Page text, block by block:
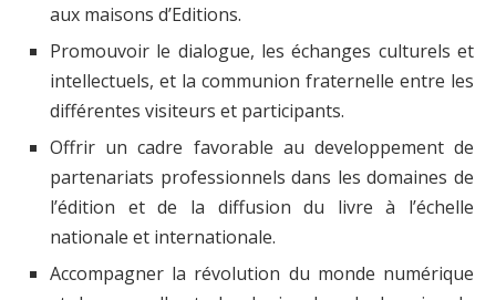
aux maisons d’Editions.
Promouvoir le dialogue, les échanges culturels et
intellectuels, et la communion fraternelle entre les
différentes visiteurs et participants.
Offrir un cadre favorable au developpement de
partenariats professionnels dans les domaines de
l’édition et de la diffusion du livre à l’échelle
nationale et internationale.
Accompagner la révolution du monde numérique